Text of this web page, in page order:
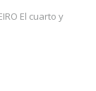
El cuarto y